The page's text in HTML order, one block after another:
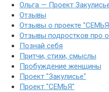
Ольга — Проект
Отзывы
Отзывы о проекте
Отзывы подростков про
Познай себя
Притчи, стихи, смыслы
Пробуждение женщины
Проект "Закулисье"
Проект "СЕМЬЯ"